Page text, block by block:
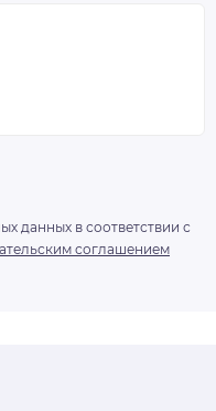
данных в соответствии с
соглашением